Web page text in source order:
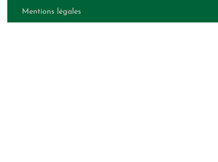
Mentions légales